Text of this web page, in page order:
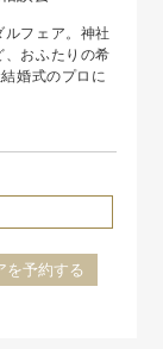
フェア。神社
、おふたりの希
婚式のプロに
を予約する